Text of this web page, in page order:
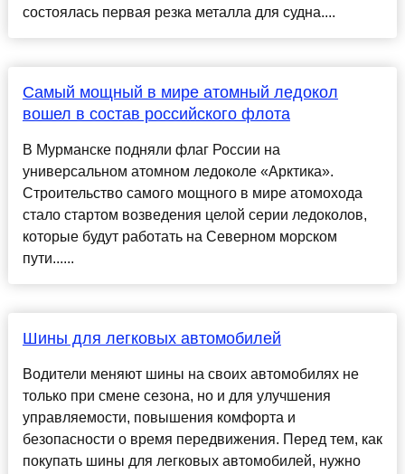
состоялась первая резка металла для судна....
Самый мощный в мире атомный ледокол
вошел в состав российского флота
В Мурманске подняли флаг России на
универсальном атомном ледоколе «Арктика».
Строительство самого мощного в мире атомохода
стало стартом возведения целой серии ледоколов,
которые будут работать на Северном морском
пути......
Шины для легковых автомобилей
Водители меняют шины на своих автомобилях не
только при смене сезона, но и для улучшения
управляемости, повышения комфорта и
безопасности о время передвижения. Перед тем, как
покупать шины для легковых автомобилей, нужно